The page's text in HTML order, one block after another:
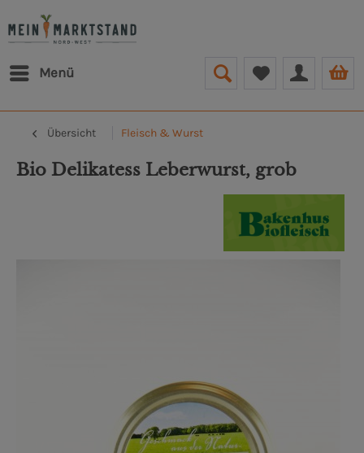
Menü
Übersicht Fleisch & Wurst
Bio Delikatess Leberwurst, grob